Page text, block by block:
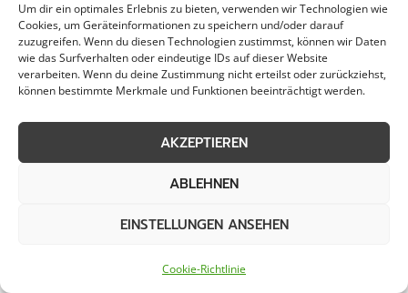
Um dir ein optimales Erlebnis zu bieten, verwenden wir Technologien wie
Cookies, um Geräteinformationen zu speichern und/oder darauf
zuzugreifen. Wenn du diesen Technologien zustimmst, können wir Daten
wie das Surfverhalten oder eindeutige IDs auf dieser Website
verarbeiten. Wenn du deine Zustimmung nicht erteilst oder zurückziehst,
können bestimmte Merkmale und Funktionen beeinträchtigt werden.
AKZEPTIEREN
ABLEHNEN
EINSTELLUNGEN ANSEHEN
Cookie-Richtlinie
Dienst gewährleistet rund um die Uhr schnelle
Hilfe bei akuten Problemen, sei es ein
technischer Defekt, ein Notfall oder eine
dringende Reparatur. Durch die kompetente
Unterstützung der Bereitschaftsdienste in
Wipperfürth können Unternehmen
reagieren und Privathaushalte sich in